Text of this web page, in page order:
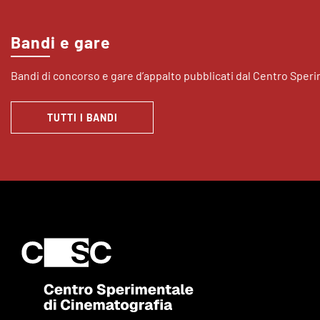
Bandi e gare
Bandi di concorso e gare d’appalto pubblicati dal Centro
TUTTI I BANDI